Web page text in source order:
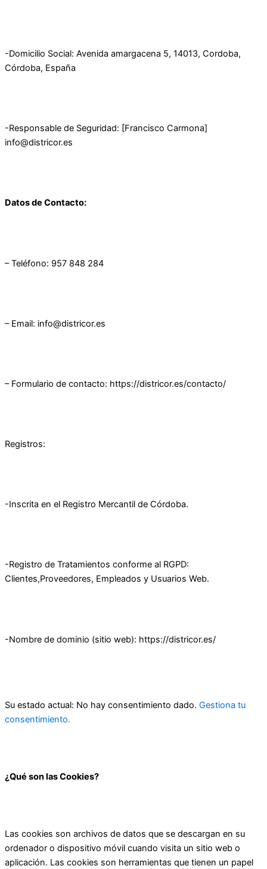
-Domicilio Social: Avenida amargacena 5, 14013, Cordoba,
Córdoba, España
-Responsable de Seguridad: [Francisco Carmona]
info@districor.es
Datos de Contacto:
– Teléfono: 957 848 284
– Email: info@districor.es
– Formulario de contacto: https://districor.es/contacto/
Registros:
-Inscrita en el Registro Mercantil de Córdoba.
-Registro de Tratamientos conforme al RGPD:
Clientes,Proveedores, Empleados y Usuarios Web.
-Nombre de dominio (sitio web): https://districor.es/
Su estado actual: No hay consentimiento dado. Gestiona tu
consentimiento.
¿Qué son las Cookies?
Las cookies son archivos de datos que se descargan en su
ordenador o dispositivo móvil cuando visita un sitio web o
aplicación. Las cookies son herramientas que tienen un papel